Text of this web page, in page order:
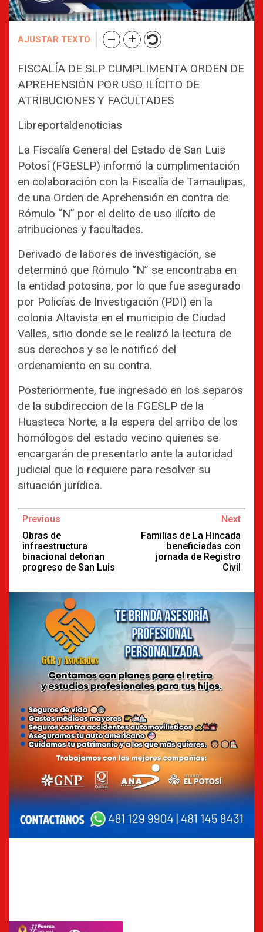
AJUSTAR TEXTO
FISCALÍA DE SLP CUMPLIMENTA ORDEN DE
APREHENSIÓN POR USO ILÍCITO DE
ATRIBUCIONES Y FACULTADES
Libreportaldenoticias
La Fiscalía General del Estado de San Luis
Potosí (FGESLP) informó la cumplimentación
en colaboración con la Fiscalía de Tamaulipas,
de una Orden de Aprehensión en contra de
Rómulo “N” por el delito de uso ilícito de
atribuciones y facultades.
Derivado de labores de investigación, se
determinó que Rómulo “N” se encontraba en
la entidad potosina, por lo que fue asegurado
por Policías de Investigación (PDI) en la
colonia Altavista en el municipio de Ciudad
Valles, sitio donde se le realizó la lectura de
sus derechos y se le notificó del
ordenamiento en su contra.
Posteriormente, fue ingresado en los separos
de la subdireccion de la FGESLP de la
Huasteca Norte, a la espera del arribo de los
homólogos del estado vecino quienes se
encargarán de presentarlo ante la autoridad
judicial que lo requiere para resolver su
situación jurídica.
Continue
Reading
Previous
Obras de
infraestructura
binacional detonan
progreso de San Luis
Next
Familias de La Hincada
beneficiadas con
jornada de Registro
Civil